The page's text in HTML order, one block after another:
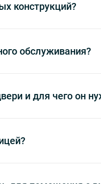
конструкций?
обслуживания?
и для чего он